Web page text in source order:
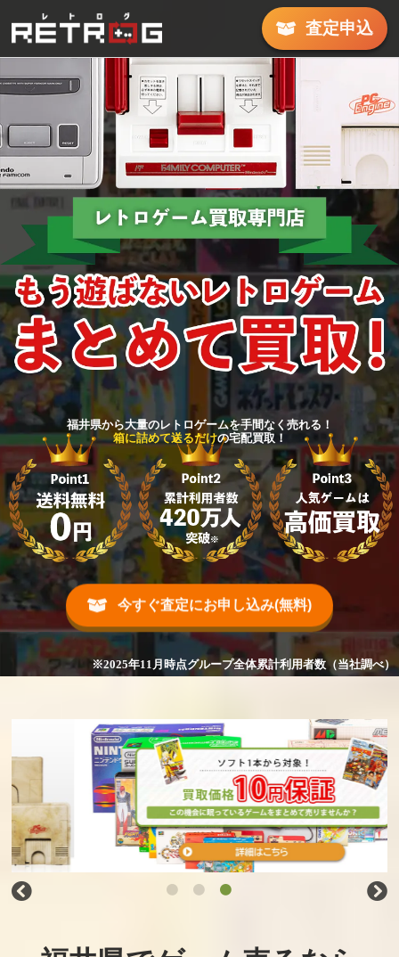
査定申込
福井県から大量のレトロゲームを手間なく売れる！
箱に詰めて送るだけの宅配買取！
今すぐ査定にお申し込み(無料)